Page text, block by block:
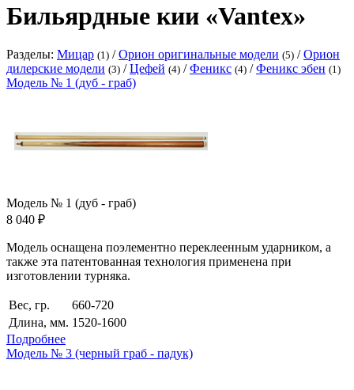
Бильярдные кии «Vantex»
Разделы: Мицар (1) /Орион оригинальные модели (5) /Орион
дилерские модели (3) /Цефей (4) /Феникс (4) /Феникс эбен (1)
Модель № 1 (дуб - граб)
Модель № 1 (дуб - граб)
8 040 ₽
Модель оснащена поэлементно переклеенным ударником, а
также эта патентованная технология применена при
изготовлении турняка.
Вес, гр.
660-720
Длина, мм. 1520-1600
Подробнее
Модель № 3 (черный граб - падук)